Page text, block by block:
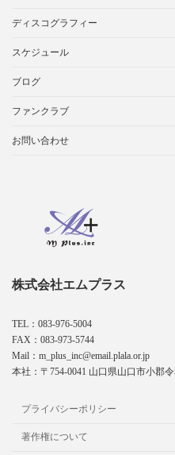
ディスコグラフィー
スケジュール
ブログ
ファンクラブ
お問い合わせ
株式会社エムプラス
TEL：083-976-5004
FAX：083-973-5744
Mail：m_plus_inc@email.plala.or.jp
本社：〒754-0041 山口県山口市小郡
プライバシーポリシー
著作権について